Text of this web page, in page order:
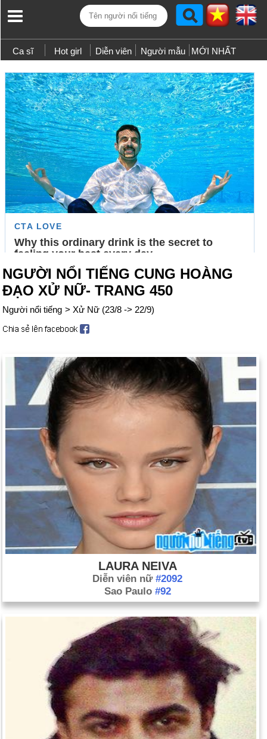
Ca sĩ Hot girl Diễn viên Người mẫu MỚI NHẤT
NGƯỜI NỔI TIẾNG CUNG HOÀNG
ĐẠO XỬ NỮ- TRANG 450
Người nổi tiếng > Xử Nữ (23/8 -> 22/9)
LAURA NEIVA
Diễn viên nữ #2092
Sao Paulo #92